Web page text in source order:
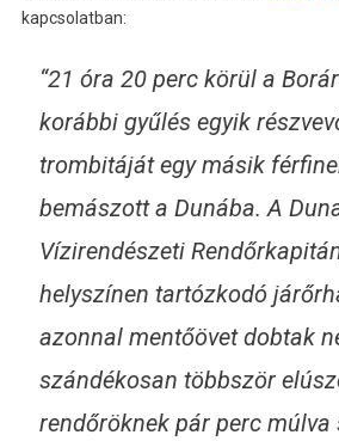
kapcsolatban:
“21 óra 20 perc körül a
korábbi gyűlés egyik
trombitáját egy másik
bemászott a Dunába. A
Vízirendészeti
helyszínen tartózkodó
azonnal mentőövet dobtak
szándékosan többször
rendőröknek pár perc múlva